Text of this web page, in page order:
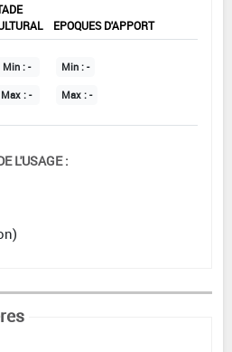
EPOQUES D'APPORT
Min : -
Max : -
Min : -
Max : -
L'USAGE :